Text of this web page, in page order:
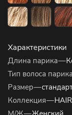
Характеристики
Длина парика—
Тип волоса парика
Размер—
Коллекция—